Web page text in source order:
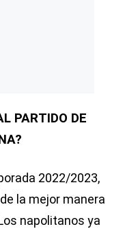
PARTIDO DE
2022/2023,
la mejor manera
napolitanos ya